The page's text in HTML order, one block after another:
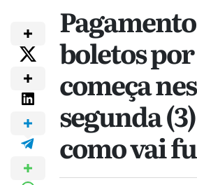
boletos
começa
segunda
como vai